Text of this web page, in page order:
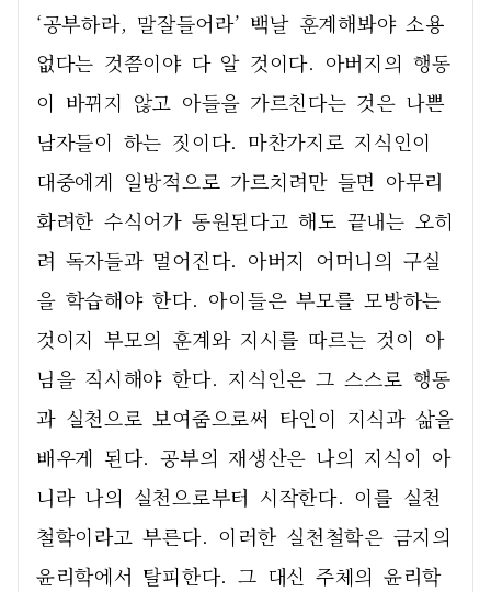
‘공부하라, 말잘들어라’ 백날 훈계해봐야 소용
없다는 것쯤이야 다 알 것이다. 아버지의 행동
이 바뀌지 않고 아들을 가르친다는 것은 나쁜
남자들이 하는 짓이다. 마찬가지로 지식인이
대중에게 일방적으로 가르치려만 들면 아무리
화려한 수식어가 동원된다고 해도 끝내는 오히
려 독자들과 멀어진다. 아버지 어머니의 구실
을 학습해야 한다. 아이들은 부모를 모방하는
것이지 부모의 훈계와 지시를 따르는 것이 아
님을 직시해야 한다. 지식인은 그 스스로 행동
과 실천으로 보여줌으로써 타인이 지식과 삶을
배우게 된다. 공부의 재생산은 나의 지식이 아
니라 나의 실천으로부터 시작한다. 이를 실천
철학이라고 부른다. 이러한 실천철학은 금지의
윤리학에서 탈피한다. 그 대신 주체의 윤리학